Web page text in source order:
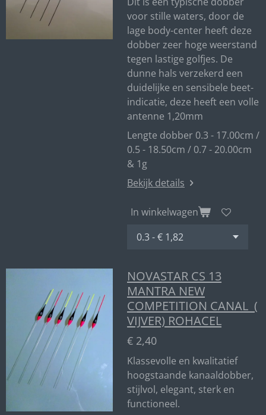
voor stille waters, door de
lage body-center heeft deze
dobber zeer hoge weerstand
tegen lastige golfjes. De
dunne hals verzekerd een
duidelijke en sensibele beet-
indicatie, deze heeft een volle
antenne 1,20mm
Lengte dobber 0.3 - 17.00cm /
0.5 - 18.50cm / 0.7 - 20.00cm
& 1g
Bekijk details
In winkelwagen
NOVASTAR CS 13
MANTRA NEW
COMPETITION CANAL (
VIJVER) ROHACEL
€ 2,40
Klassevolle en kwalitatief
hoogstaande kanaaldobber,
stijlvol, elegant, sterk en
functioneel.